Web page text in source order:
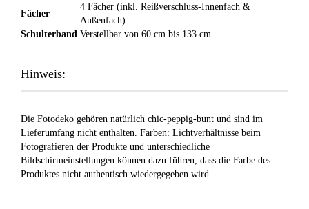
Fächer
4 Fächer (inkl. Reißverschluss-Innenfach &
Außenfach)
Schulterband Verstellbar von 60 cm bis 133 cm
Hinweis:
Die Fotodeko gehören natürlich chic-peppig-bunt und sind im
Lieferumfang nicht enthalten. Farben: Lichtverhältnisse beim
Fotografieren der Produkte und unterschiedliche
Bildschirmeinstellungen können dazu führen, dass die Farbe des
Produktes nicht authentisch wiedergegeben wird.